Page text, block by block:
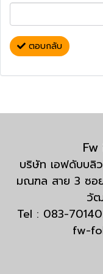
ตอบกลับ
บริษัท เอฟดับบลิ
มณฑล สาย 3 ซอ
วั
Tel : 083-
fw-